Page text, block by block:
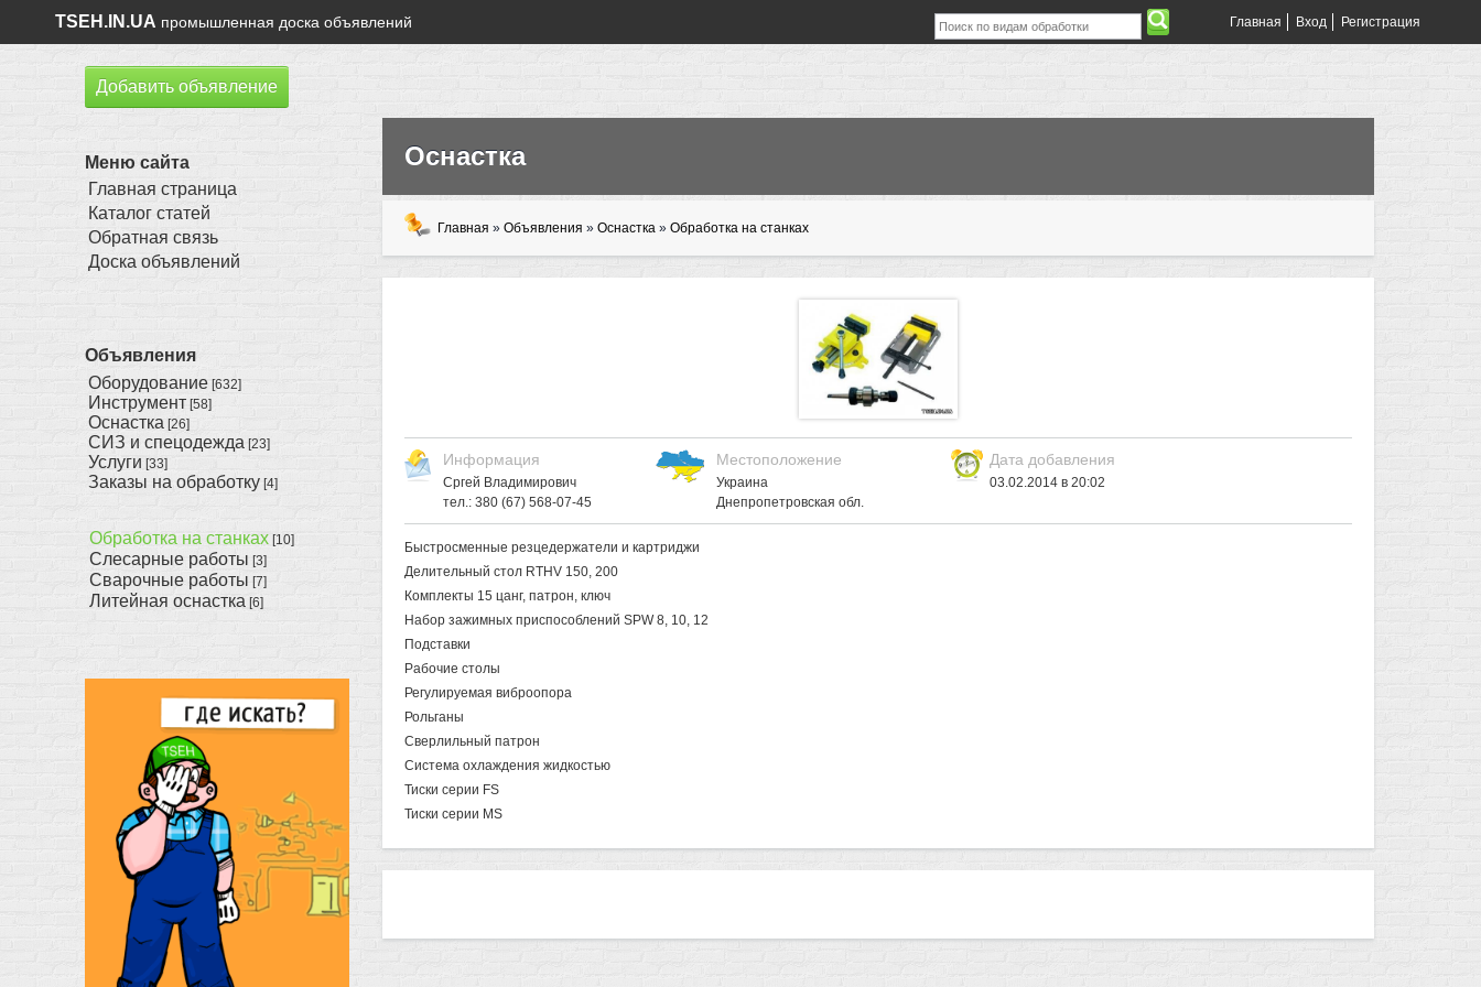
TSEH.IN.UA промышленная доска объявлений Главная Вход Регистрация
Добавить объявление
Меню сайта
Главная страница
Каталог статей
Обратная связь
Доска объявлений
Объявления
Оборудование [632]
Инструмент [58]
Оснастка [26]
СИЗ и спецодежда [23]
Услуги [33]
Заказы на обработку [4]
Обработка на станках [10]
Слесарные работы [3]
Сварочные работы [7]
Литейная оснастка [6]
Оснастка
Главная » Объявления » Оснастка » Обработка на станках
Информация
Сргей Владимирович
тел.: 380 (67) 568-07-45
Местоположение
Украина
Днепропетровская обл.
Дата добавления
03.02.2014 в 20:02
Быстросменные резцедержатели и картриджи
Делительный стол RTHV 150, 200
Комплекты 15 цанг, патрон, ключ
Набор зажимных приспособлений SPW 8, 10, 12
Подставки
Рабочие столы
Регулируемая виброопора
Рольганы
Сверлильный патрон
Система охлаждения жидкостью
Тиски серии FS
Тиски серии MS